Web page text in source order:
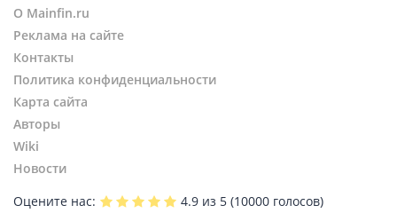
О Mainfin.ru
Реклама на сайте
Контакты
Политика конфиденциальности
Карта сайта
Авторы
Wiki
Новости
Оцените нас:
4.9 из 5 (10000 голосов)